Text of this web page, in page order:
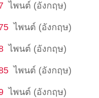
ไพนต์ (อังกฤษ)
ไพนต์ (อังกฤษ)
ไพนต์ (อังกฤษ)
ไพนต์ (อังกฤษ)
ไพนต์ (อังกฤษ)